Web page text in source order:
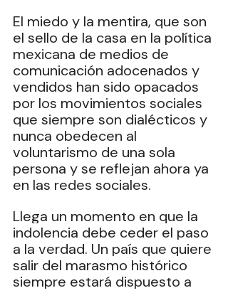
‎El miedo y la mentira, que son
el sello de la casa en la política
mexicana de medios de
comunicación adocenados y
vendidos han sido opacados
por los movimientos sociales
que siempre son dialécticos y
nunca obedecen al
voluntarismo de una sola
persona y se reflejan ahora ya
en las redes sociales.
Llega un momento en que la
indolencia debe ceder el paso
a la verdad. Un país que quiere
salir del marasmo histórico
siempre estará dispuesto a